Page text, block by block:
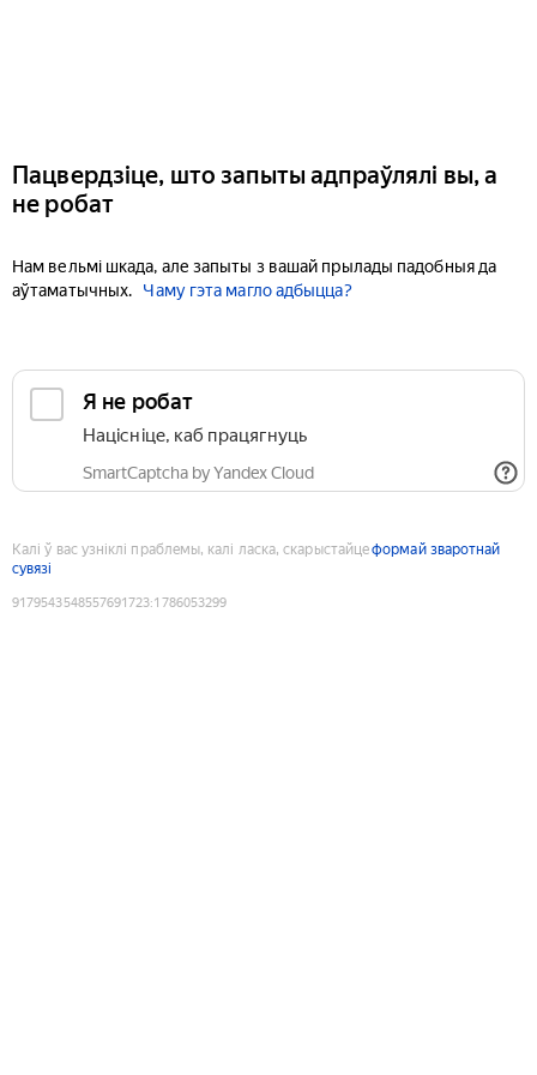
Пацвердзіце, што запыты адпраўлялі вы, а
не робат
Нам вельмі шкада, але запыты з вашай прылады падобныя да
аўтаматычных.
Чаму гэта магло адбыцца?
Я не робат
Націсніце, каб працягнуць
SmartCaptcha by Yandex Cloud
Калі ў вас узніклі праблемы, калі ласка, скарыстайцеформай зваротнай
сувязі
9179543548557691723:1786053299